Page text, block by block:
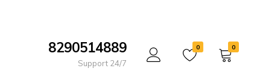
8290514889
Support 24/7
0 0